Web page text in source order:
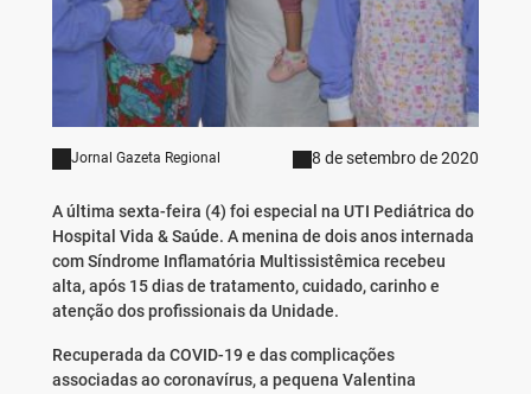
Jornal Gazeta Regional 8 de setembro de 2020
A última sexta-feira (4) foi especial na UTI Pediátrica do
Hospital Vida & Saúde. A menina de dois anos internada
com Síndrome Inflamatória Multissistêmica recebeu
alta, após 15 dias de tratamento, cuidado, carinho e
atenção dos profissionais da Unidade.
Recuperada da COVID-19 e das complicações
associadas ao coronavírus, a pequena Valentina